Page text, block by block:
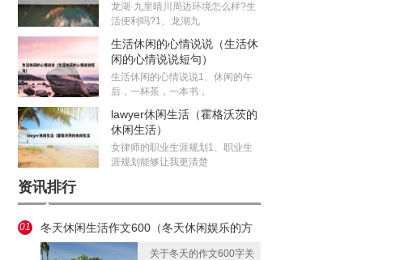
龙湖·九里晴川周边环境怎么样?生
活便利吗?1、龙湖九
生活休闲的心情说说（生活休
闲的心情说说短句）
生活休闲的心情说说1、休闲的午
后，一杯茶，一本书，
lawyer休闲生活（霍格沃茨的
休闲生活）
女律师的职业生涯规划1、职业生
涯规划能够让我更清楚
资讯排行
01
冬天休闲生活作文600（冬天休闲娱乐的方
关于冬天的作文600字关